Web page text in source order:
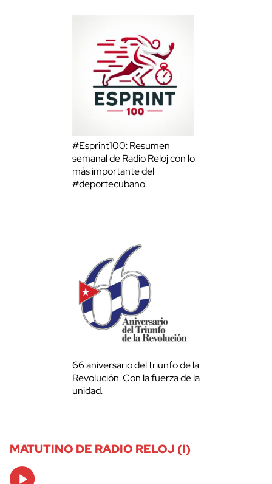
#Esprint100: Resumen
semanal de Radio Reloj con lo
más importante del
#deportecubano.
66 aniversario del triunfo de la
Revolución. Con la fuerza de la
unidad.
MATUTINO DE RADIO RELOJ (I)
Audio